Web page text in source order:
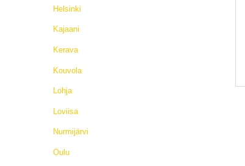
Helsinki
Kajaani
Kerava
Kouvola
Lohja
Loviisa
Nurmijärvi
Oulu